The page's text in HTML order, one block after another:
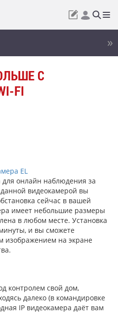
С
FI
EL
онлайн наблюдения за
видеокамерой вы
сейчас в вашей
имеет небольшие размеры
в любом месте. Установка
и вы сможете
изображением на экране
контролем свой дом,
далеко (в командировке
IP видеокамера даёт вам